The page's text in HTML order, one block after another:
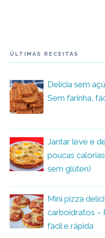
ÚLTIMAS RECEITAS
Delícia sem
Sem farinha,
Jantar leve e
poucas
sem glúten)
Mini pizza
carboidratos –
fácil e rápida